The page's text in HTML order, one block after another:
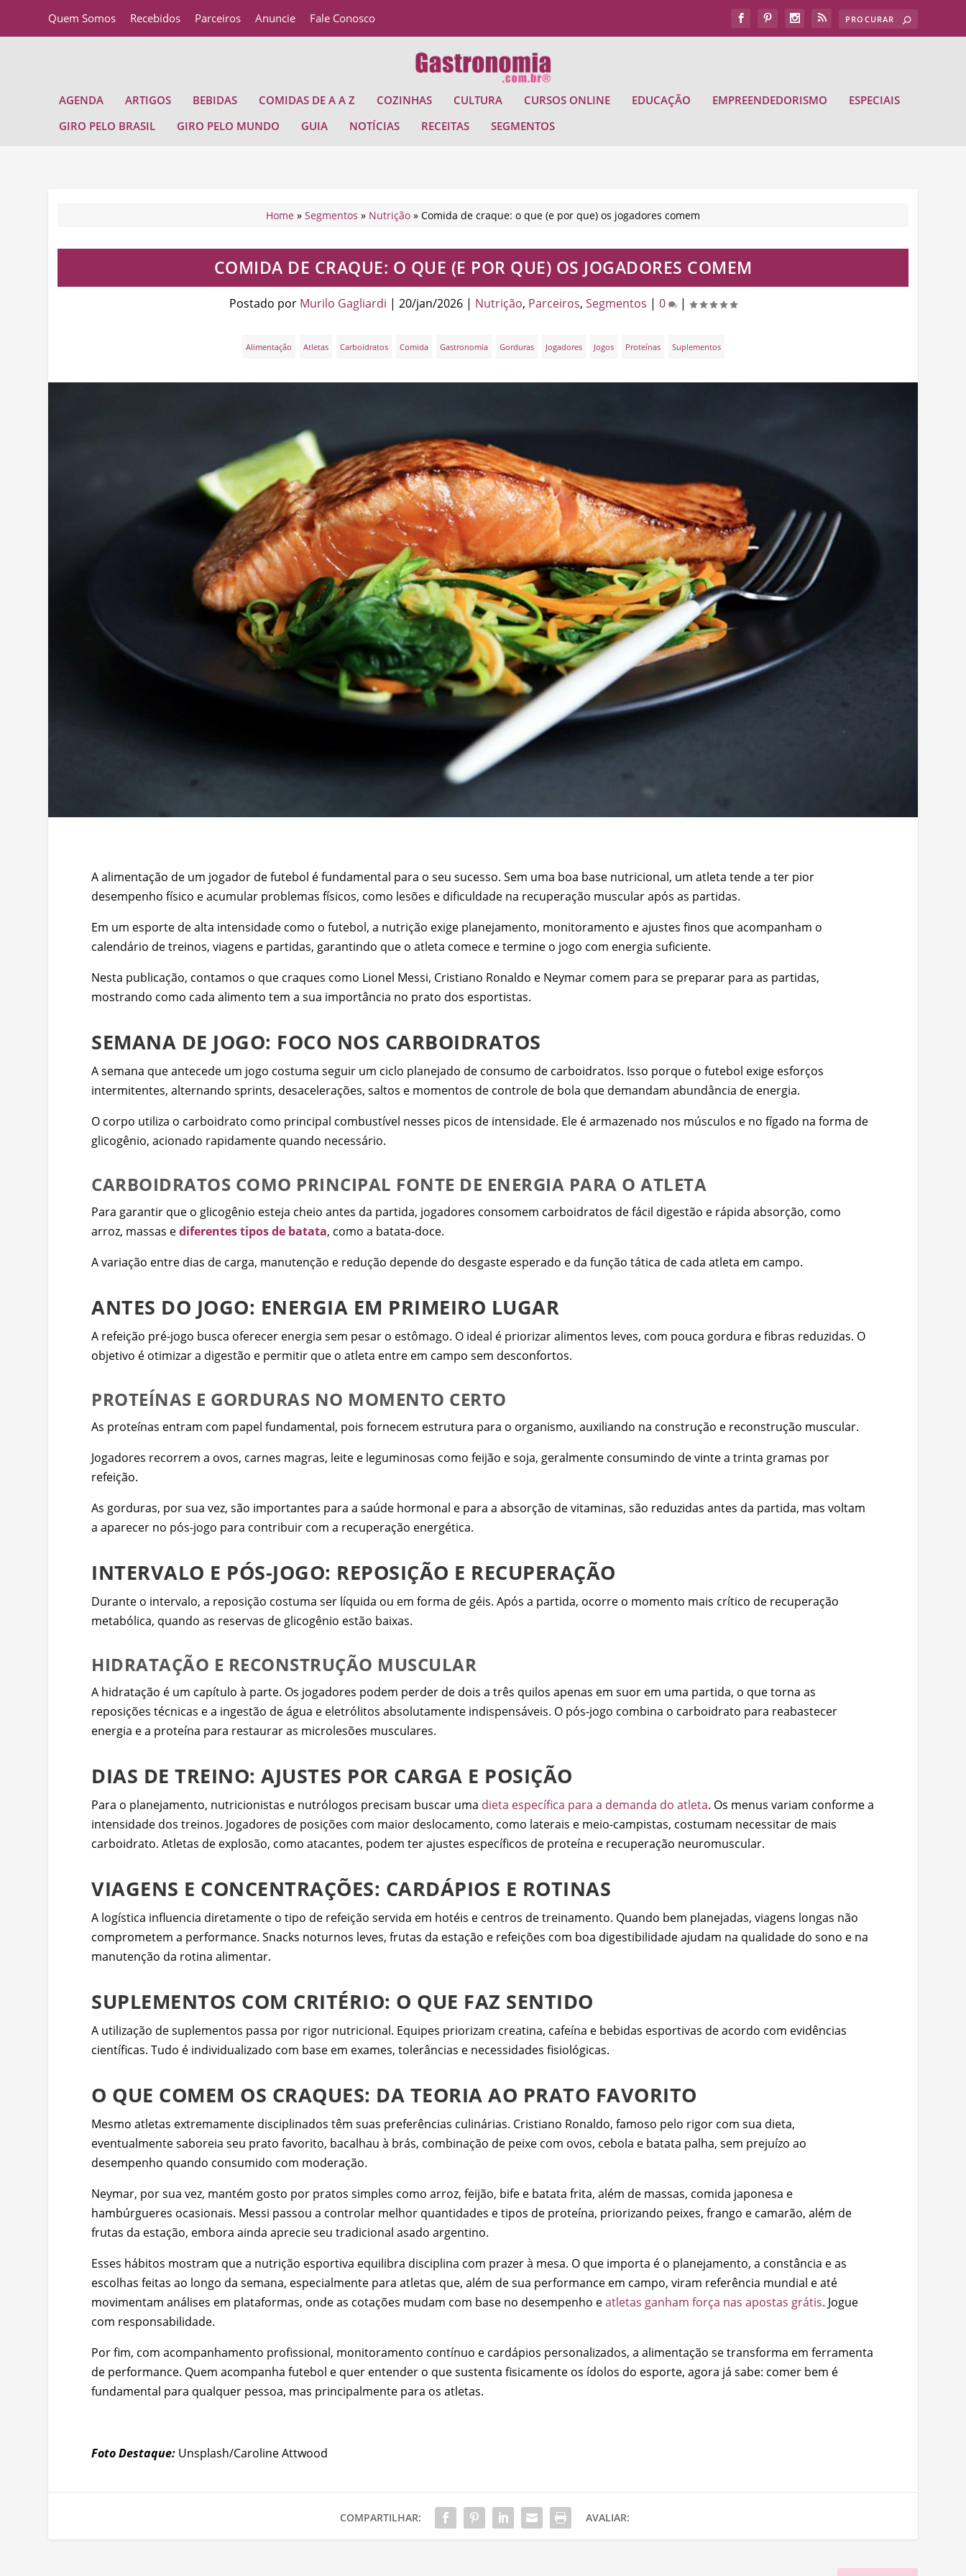
Quem Somos Recebidos Parceiros Anuncie Fale Conosco
AGENDA ARTIGOS BEBIDAS COMIDAS DE A A Z COZINHAS CULTURA CURSOS ONLINE EDUCAÇÃO EMPREENDEDORISMO
ESPECIAIS
GIRO PELO BRASIL
GIRO PELO MUNDO GUIA NOTÍCIAS RECEITAS SEGMENTOS
Home » Segmentos » Nutrição » Comida de craque: o que (e por que) os jogadores comem
COMIDA DE CRAQUE: O QUE (E POR QUE) OS JOGADORES COMEM
Postado por Murilo Gagliardi | 20/jan/2026 | Nutrição, Parceiros, Segmentos | 0 |
Alimentação Atletas Carboidratos Comida Gastronomia Gorduras Jogadores Jogos Proteínas Suplementos
A alimentação de um jogador de futebol é fundamental para o seu sucesso. Sem uma boa base nutricional, um atleta tende a ter pior
desempenho físico e acumular problemas físicos, como lesões e dificuldade na recuperação muscular após as partidas.
Em um esporte de alta intensidade como o futebol, a nutrição exige planejamento, monitoramento e ajustes finos que acompanham o
calendário de treinos, viagens e partidas, garantindo que o atleta comece e termine o jogo com energia suficiente.
Nesta publicação, contamos o que craques como Lionel Messi, Cristiano Ronaldo e Neymar comem para se preparar para as partidas,
mostrando como cada alimento tem a sua importância no prato dos esportistas.
SEMANA DE JOGO: FOCO NOS CARBOIDRATOS
A semana que antecede um jogo costuma seguir um ciclo planejado de consumo de carboidratos. Isso porque o futebol exige esforços
intermitentes, alternando sprints, desacelerações, saltos e momentos de controle de bola que demandam abundância de energia.
O corpo utiliza o carboidrato como principal combustível nesses picos de intensidade. Ele é armazenado nos músculos e no fígado na forma de
glicogênio, acionado rapidamente quando necessário.
CARBOIDRATOS COMO PRINCIPAL FONTE DE ENERGIA PARA O ATLETA
Para garantir que o glicogênio esteja cheio antes da partida, jogadores consomem carboidratos de fácil digestão e rápida absorção, como
arroz, massas ediferentes tipos de batata, como a batata-doce.
A variação entre dias de carga, manutenção e redução depende do desgaste esperado e da função tática de cada atleta em campo.
ANTES DO JOGO: ENERGIA EM PRIMEIRO LUGAR
A refeição pré-jogo busca oferecer energia sem pesar o estômago. O ideal é priorizar alimentos leves, com pouca gordura e fibras reduzidas. O
objetivo é otimizar a digestão e permitir que o atleta entre em campo sem desconfortos.
PROTEÍNAS E GORDURAS NO MOMENTO CERTO
As proteínas entram com papel fundamental, pois fornecem estrutura para o organismo, auxiliando na construção e reconstrução muscular.
Jogadores recorrem a ovos, carnes magras, leite e leguminosas como feijão e soja, geralmente consumindo de vinte a trinta gramas por
refeição.
As gorduras, por sua vez, são importantes para a saúde hormonal e para a absorção de vitaminas, são reduzidas antes da partida, mas voltam
a aparecer no pós-jogo para contribuir com a recuperação energética.
INTERVALO E PÓS-JOGO: REPOSIÇÃO E RECUPERAÇÃO
Durante o intervalo, a reposição costuma ser líquida ou em forma de géis. Após a partida, ocorre o momento mais crítico de recuperação
metabólica, quando as reservas de glicogênio estão baixas.
HIDRATAÇÃO E RECONSTRUÇÃO MUSCULAR
A hidratação é um capítulo à parte. Os jogadores podem perder de dois a três quilos apenas em suor em uma partida, o que torna as
reposições técnicas e a ingestão de água e eletrólitos absolutamente indispensáveis. O pós-jogo combina o carboidrato para reabastecer
energia e a proteína para restaurar as microlesões musculares.
DIAS DE TREINO: AJUSTES POR CARGA E POSIÇÃO
Para o planejamento, nutricionistas e nutrólogos precisam buscar uma dieta específica para a demanda do atleta. Os menus variam conforme a
intensidade dos treinos. Jogadores de posições com maior deslocamento, como laterais e meio-campistas, costumam necessitar de mais
carboidrato. Atletas de explosão, como atacantes, podem ter ajustes específicos de proteína e recuperação neuromuscular.
VIAGENS E CONCENTRAÇÕES: CARDÁPIOS E ROTINAS
A logística influencia diretamente o tipo de refeição servida em hotéis e centros de treinamento. Quando bem planejadas, viagens longas não
comprometem a performance. Snacks noturnos leves, frutas da estação e refeições com boa digestibilidade ajudam na qualidade do sono e na
manutenção da rotina alimentar.
SUPLEMENTOS COM CRITÉRIO: O QUE FAZ SENTIDO
A utilização de suplementos passa por rigor nutricional. Equipes priorizam creatina, cafeína e bebidas esportivas de acordo com evidências
científicas. Tudo é individualizado com base em exames, tolerâncias e necessidades fisiológicas.
O QUE COMEM OS CRAQUES: DA TEORIA AO PRATO FAVORITO
Mesmo atletas extremamente disciplinados têm suas preferências culinárias. Cristiano Ronaldo, famoso pelo rigor com sua dieta,
eventualmente saboreia seu prato favorito, bacalhau à brás, combinação de peixe com ovos, cebola e batata palha, sem prejuízo ao
desempenho quando consumido com moderação.
Neymar, por sua vez, mantém gosto por pratos simples como arroz, feijão, bife e batata frita, além de massas, comida japonesa e
hambúrgueres ocasionais. Messi passou a controlar melhor quantidades e tipos de proteína, priorizando peixes, frango e camarão, além de
frutas da estação, embora ainda aprecie seu tradicional asado argentino.
Esses hábitos mostram que a nutrição esportiva equilibra disciplina com prazer à mesa. O que importa é o planejamento, a constância e as
escolhas feitas ao longo da semana, especialmente para atletas que, além de sua performance em campo, viram referência mundial e até
movimentam análises em plataformas, onde as cotações mudam com base no desempenho eatletas ganham força nas apostas grátis. Jogue
com responsabilidade.
Por fim, com acompanhamento profissional, monitoramento contínuo e cardápios personalizados, a alimentação se transforma em ferramenta
de performance. Quem acompanha futebol e quer entender o que sustenta fisicamente os ídolos do esporte, agora já sabe: comer bem é
fundamental para qualquer pessoa, mas principalmente para os atletas.
Foto Destaque: Unsplash/Caroline Attwood
COMPARTILHAR: AVALIAR: